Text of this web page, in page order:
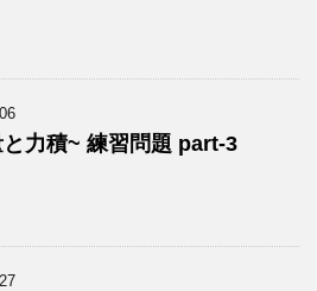
力積~ 練習問題 part-3